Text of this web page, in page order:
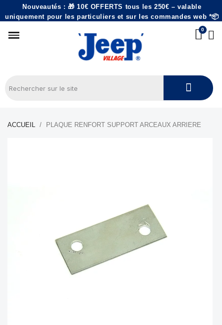
Nouveautés : 🎁 10€ OFFERTS tous les 250€ – valable
uniquement pour les particuliers et sur les commandes web *📦
ACCUEIL PLAQUE RENFORT SUPPORT ARCEAUX ARRIERE